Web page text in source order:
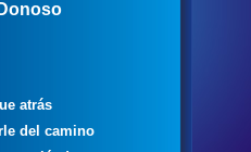
atrás
del camino